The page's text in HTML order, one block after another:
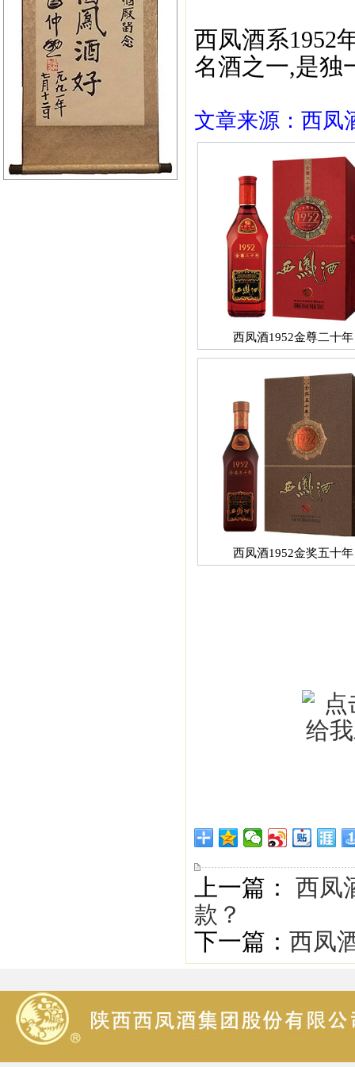
西凤酒系1952
名酒之一,是独
文章来源：西凤
西凤酒1952金尊二十年
西凤酒1952金奖五十年
上一篇：
西凤
款？
下一篇： 西凤